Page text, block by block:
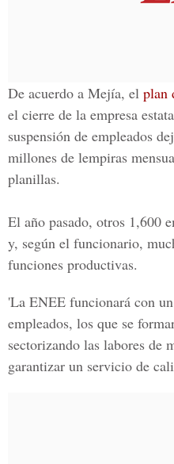
De acuerdo a Mejía, el plan
el cierre de la empresa
suspensión de empleados
millones de lempiras
planillas.
El año pasado, otros 1,600
y, según el funcionario,
funciones productivas.
'La ENEE funcionará con
empleados, los que se
sectorizando las labores de
garantizar un servicio de